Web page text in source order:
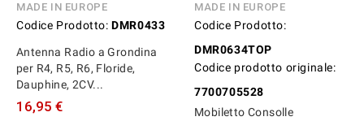
MADE IN EUROPE
Codice Prodotto: DMR0433
Antenna Radio a Grondina
per R4, R5, R6, Floride,
Dauphine, 2CV...
16,95 €
MADE IN EUROPE
Codice Prodotto:
DMR0634TOP
Codice prodotto originale:
7700705528
Mobiletto Consolle